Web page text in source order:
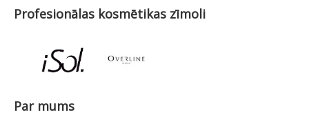
Profesionālas kosmētikas zīmoli
Par mums